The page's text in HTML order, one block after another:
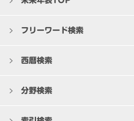
フリーワード検索
西暦検索
分野検索